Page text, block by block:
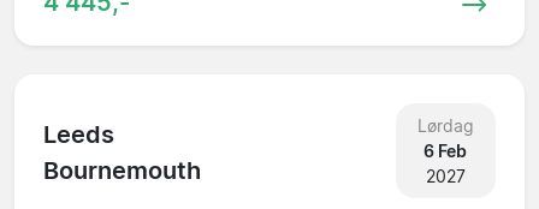
Leeds
Bournemouth
Lørdag
6 Feb
2027